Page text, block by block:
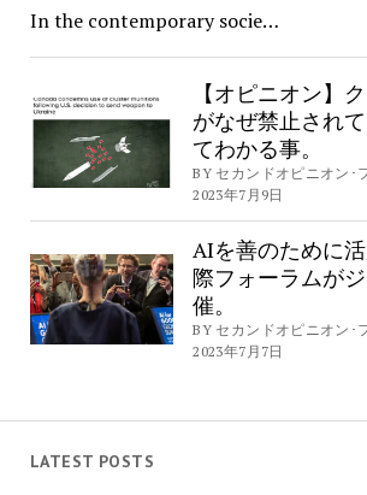
LATEST POSTS
In the contemporary socie…
【オピニオン】
がなぜ禁止され
てわかる事。
BY セカンドオピニオン･
2023年7月9日
AIを善のために
際フォーラムが
催。
BY セカンドオピニオン･
2023年7月7日